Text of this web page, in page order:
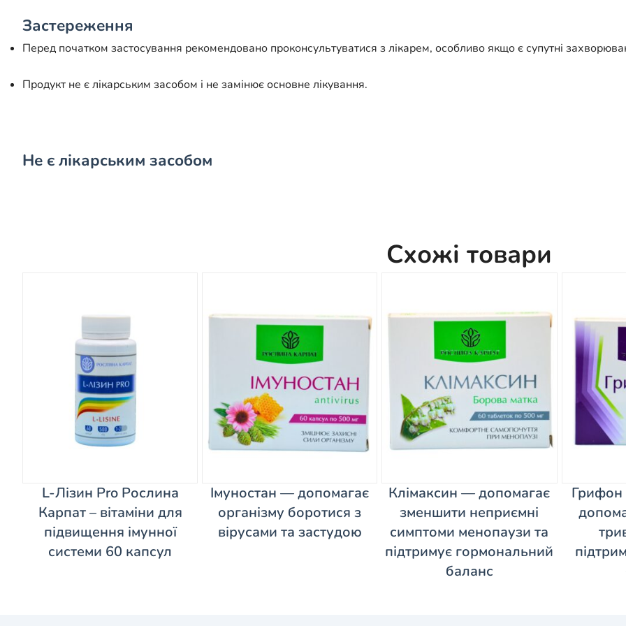
Застереження
Перед початком застосування рекомендовано проконсультуватися з лікарем, особливо якщо є супутні
Продукт не є лікарським засобом і не замінює основне лікування.
Не є лікарським засобом
Схожі товари
L-Лізин Pro Рослина
Карпат – вітаміни для
підвищення імунної
системи 60 капсул
Імуностан — допомагає
організму боротися з
вірусами та застудою
Клімаксин — допомагає
зменшити неприємні
симптоми менопаузи та
підтримує гормональний
баланс